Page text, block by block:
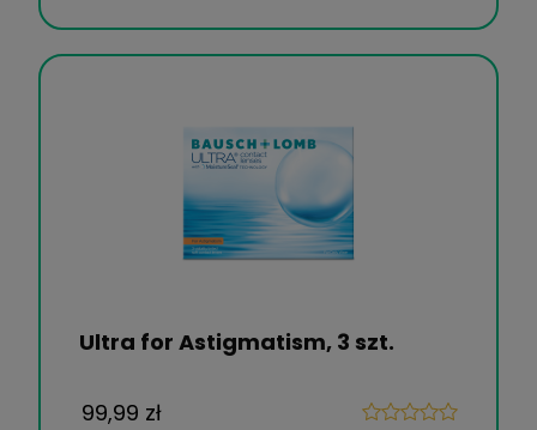
Ultra for Astigmatism, 3 szt.
99,99 zł